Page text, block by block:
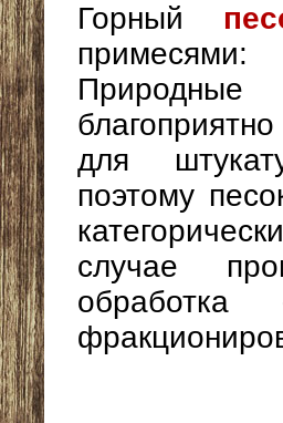
Горный
для
поэтому
случае